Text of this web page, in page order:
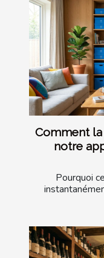
Comment
notre
Pourquoi